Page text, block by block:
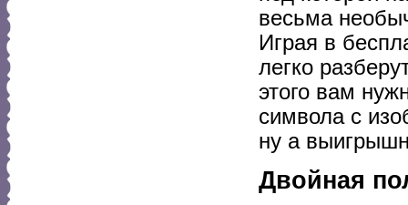
весьма
Играя в
легко
этого вам
символа с
ну а
Двойная